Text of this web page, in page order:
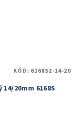
20mm 6168S
KÓD: 6168S2-14-20